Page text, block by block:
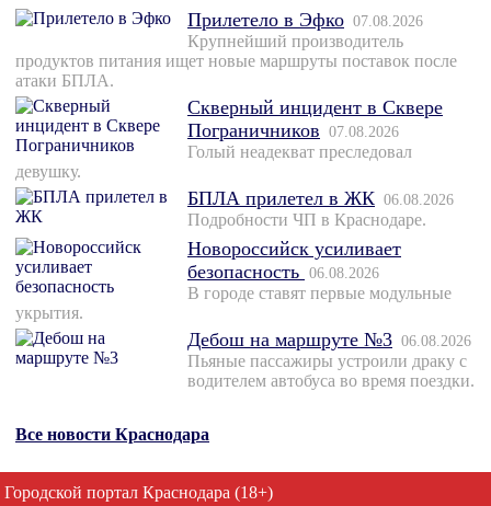
Прилетело в Эфко 07.08.2026
Крупнейший производитель
продуктов питания ищет новые маршруты поставок после
атаки БПЛА.
Скверный инцидент в Сквере
Пограничников 07.08.2026
Голый неадекват преследовал
девушку.
БПЛА прилетел в ЖК 06.08.2026
Подробности ЧП в Краснодаре.
Новороссийск усиливает
безопасность 06.08.2026
В городе ставят первые модульные
укрытия.
Дебош на маршруте №3 06.08.2026
Пьяные пассажиры устроили драку с
водителем автобуса во время поездки.
Все новости Краснодара
Городской портал Краснодара (18+)